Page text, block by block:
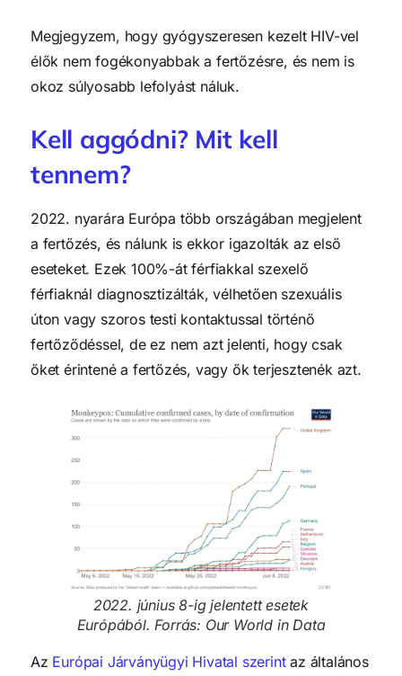
Megjegyzem, hogy gyógyszeresen kezelt HIV-vel
élők nem fogékonyabbak a fertőzésre, és nem is
okoz súlyosabb lefolyást náluk.
Kell aggódni? Mit kell
tennem?
2022. nyarára Európa több országában megjelent
a fertőzés, és nálunk is ekkor igazolták az első
eseteket. Ezek 100%-át férfiakkal szexelő
férfiaknál diagnosztizálták, vélhetően szexuális
úton vagy szoros testi kontaktussal történő
fertőződéssel, de ez nem azt jelenti, hogy csak
őket érintené a fertőzés, vagy ők terjesztenék azt.
2022. június 8-ig jelentett esetek
Európából. Forrás: Our World in Data
Az Európai Járványügyi Hivatal szerintaz általános